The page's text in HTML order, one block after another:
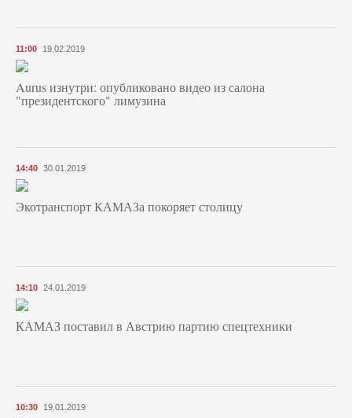
11:00 19.02.2019
Aurus изнутри: опубликовано видео из салона
"президентского" лимузина
14:40 30.01.2019
Экотранспорт КАМАЗа покоряет столицу
14:10 24.01.2019
КАМАЗ поставил в Австрию партию спецтехники
10:30 19.01.2019